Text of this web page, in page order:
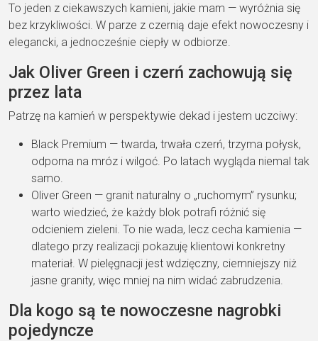
To jeden z ciekawszych kamieni, jakie mam — wyróżnia się
bez krzykliwości. W parze z czernią daje efekt nowoczesny i
elegancki, a jednocześnie ciepły w odbiorze.
Jak Oliver Green i czerń zachowują się
przez lata
Patrzę na kamień w perspektywie dekad i jestem uczciwy:
Black Premium — twarda, trwała czerń, trzyma połysk,
odporna na mróz i wilgoć. Po latach wygląda niemal tak
samo.
Oliver Green — granit naturalny o „ruchomym” rysunku;
warto wiedzieć, że każdy blok potrafi różnić się
odcieniem zieleni. To nie wada, lecz cecha kamienia —
dlatego przy realizacji pokazuję klientowi konkretny
materiał. W pielęgnacji jest wdzięczny, ciemniejszy niż
jasne granity, więc mniej na nim widać zabrudzenia.
Dla kogo są te nowoczesne nagrobki
pojedyncze